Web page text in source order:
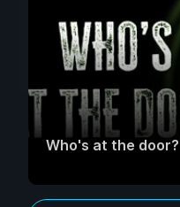
Who's at the door?